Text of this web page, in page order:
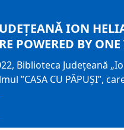
ION
POWERED BY
Biblioteca Judeţeană
”CASA CU PĂPUȘI”,